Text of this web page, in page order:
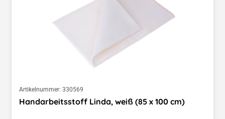
Artikelnummer: 330569
Handarbeitsstoff Linda, weiß (85 x 100 cm)